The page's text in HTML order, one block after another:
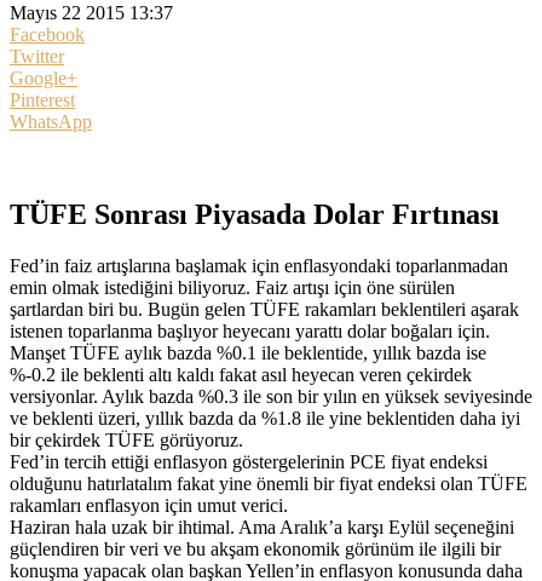
Mayıs 22 2015 13:37
Facebook
Twitter
Google+
Pinterest
WhatsApp
TÜFE Sonrası Piyasada Dolar Fırtınası
Fed’in faiz artışlarına başlamak için enflasyondaki toparlanmadan
emin olmak istediğini biliyoruz. Faiz artışı için öne sürülen
şartlardan biri bu. Bugün gelen TÜFE rakamları beklentileri aşarak
istenen toparlanma başlıyor heyecanı yarattı dolar boğaları için.
Manşet TÜFE aylık bazda %0.1 ile beklentide, yıllık bazda ise
%-0.2 ile beklenti altı kaldı fakat asıl heyecan veren çekirdek
versiyonlar. Aylık bazda %0.3 ile son bir yılın en yüksek seviyesinde
ve beklenti üzeri, yıllık bazda da %1.8 ile yine beklentiden daha iyi
bir çekirdek TÜFE görüyoruz.
Fed’in tercih ettiği enflasyon göstergelerinin PCE fiyat endeksi
olduğunu hatırlatalım fakat yine önemli bir fiyat endeksi olan TÜFE
rakamları enflasyon için umut verici.
Haziran hala uzak bir ihtimal. Ama Aralık’a karşı Eylül seçeneğini
güçlendiren bir veri ve bu akşam ekonomik görünüm ile ilgili bir
konuşma yapacak olan başkan Yellen’in enflasyon konusunda daha